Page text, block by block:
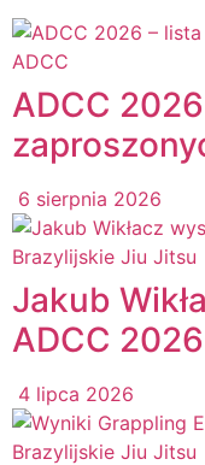
ADCC
ADCC
6 sierpnia 2026
Brazylijskie Jiu Jitsu
Jakub
ADCC 2026
4 lipca 2026
Brazylijskie Jiu Jitsu